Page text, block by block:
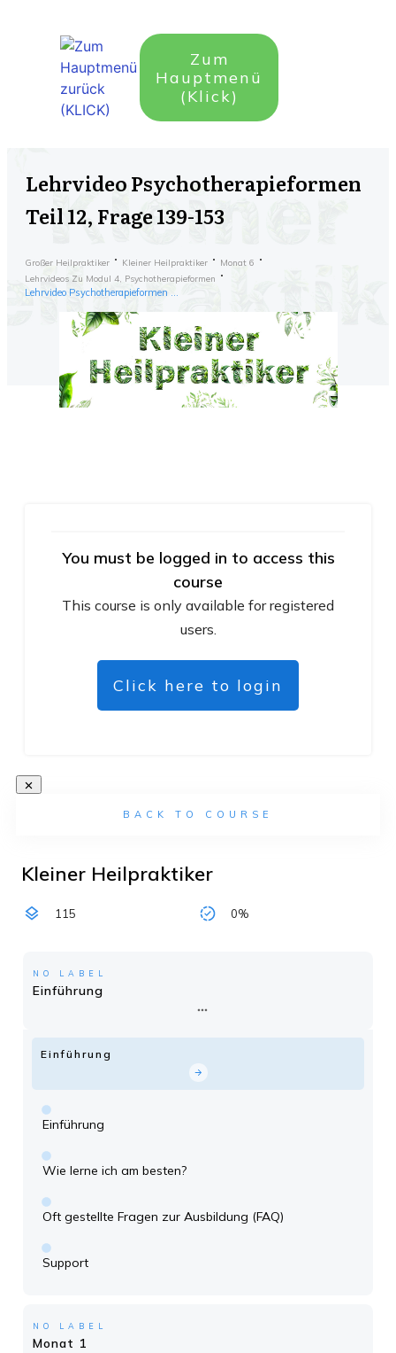
Zum
Hauptmenü
(Klick)
Lehrvideo Psychotherapieformen
Teil 12, Frage 139-153
Großer Heilpraktiker Kleiner Heilpraktiker
Monat 6
Lehrvideos Zu Modul 4, Psychotherapieformen
Lehrvideo Psychotherapieformen Teil 12, Frage 139-153
You must be logged in to access this
course
This course is only available for registered
users.
Click here to login
BACK TO COURSE
Kleiner Heilpraktiker
115 0%
NO LABEL
Einführung
Einführung
Einführung
Wie lerne ich am besten?
Oft gestellte Fragen zur Ausbildung (FAQ)
Support
NO LABEL
Monat 1